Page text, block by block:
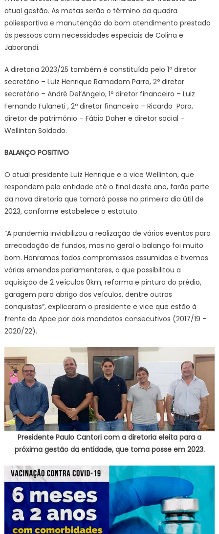
atual gestão. As metas serão o término da quadra
poliesportiva e manutenção do bom atendimento prestado
às pessoas com necessidades especiais de Colina e
Jaborandi.
A diretoria 2023/25 também é constituída pelo 1º diretor
secretário – Luiz Henrique Ramadam Parro, 2º diretor
secretário – André Del’Angelo, 1º diretor financeiro – Luiz
Fernando Fulaneti , 2º diretor financeiro – Ricardo Paro,
diretor de patrimônio – Fábio Daher e diretor social –
Wellinton Soldado.
BALANÇO POSITIVO
O atual presidente Luiz Henrique e o vice Wellinton, que
respondem pela entidade até o final deste ano, farão parte
da nova diretoria que tomará posse no primeiro dia útil de
2023, conforme estabelece o estatuto.
“A pandemia inviabilizou a realização de vários eventos para
arrecadação de fundos, mas no geral o balanço foi muito
bom. Honramos todos compromissos assumidos e tivemos
várias emendas parlamentares, o que possibilitou a
aquisição de 2 veículos 0km, reforma e pintura do prédio,
garagem para abrigo dos veículos, dentre outras
conquistas”, explicaram o presidente e vice que estão à
frente da Apae por dois mandatos consecutivos (2017/19 –
2020/22).
Presidente Paulo Cantori com a diretoria eleita para a
próxima gestão da entidade, que toma posse em 2023.